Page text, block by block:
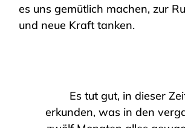
es uns gemütlich machen, zur
und neue Kraft tanken.
Es tut gut, in dieser
erkunden, was in den